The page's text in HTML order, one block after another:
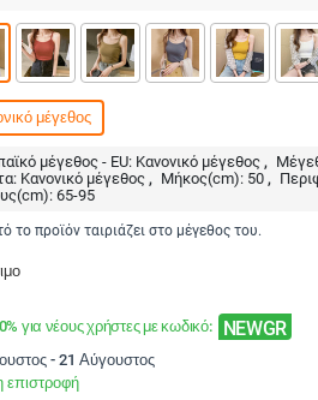
μέγεθος
μέγεθος - EU: Κανονικό μέγεθος
Κανονικό μέγεθος Μήκος(cm): 50
65-95
το προϊόν ταιριάζει στο μέγεθος του.
για νέους χρήστες με κωδικό: NEWGR
- 21 Αύγουστος
επιστροφή